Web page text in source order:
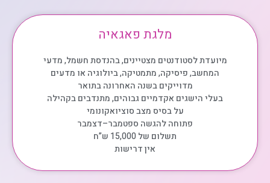
מלגת פאגאיה
מיועדת לסטודנטים מצטיינים, בהנדסת חשמל, מדעי
המחשב, פיסיקה, מתמטיקה, ביולוגיה או מדעים
מדוייקים בשנה האחרונה בתואר
בעלי הישגים אקדמיים גבוהים, מתנדבים בקהילה
על בסיס מצב סוציואקונומי
פתוחה להגשה ספטמבר–דצמבר
תשלום של 15,000 ש”ח
אין דרישות